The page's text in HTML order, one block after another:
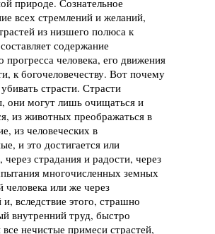
всех стремлений и желаний,
из низшего полюса к
содержание
прогресса человека, его движения
к богочеловечеству. Вот почему
страсти. Страсти
они могут лишь очищаться и
из животных преображаться в
из человеческих в
и это достигается или
через страдания и радости, через
многочисленных земных
или же через
вследствие этого, страшно
внутренний труд, быстро
нечистые примеси страстей,